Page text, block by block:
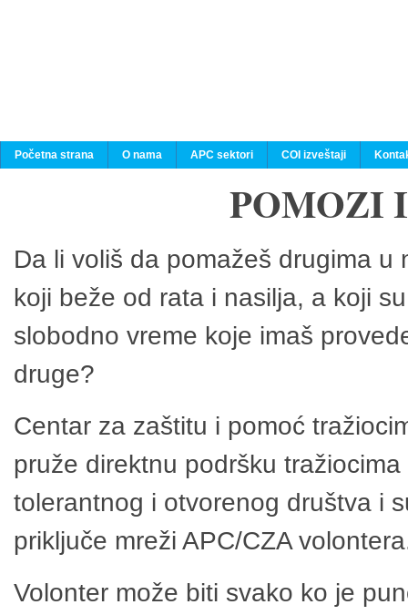
Početna strana O nama APC sektori COI izveštaji
POMOZI
Da li voliš da pomažeš drugima
koji beže od rata i nasilja, a koji
slobodno vreme koje imaš
druge?
Centar za zaštitu i pomoć
pruže direktnu podršku
tolerantnog i otvorenog društva i
priključe mreži APC/CZA
Volonter može biti svako ko je